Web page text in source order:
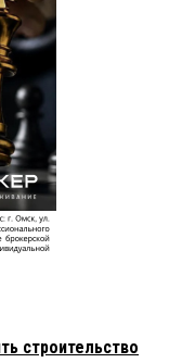
строительство